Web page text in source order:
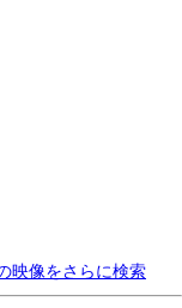
映像をさらに検索